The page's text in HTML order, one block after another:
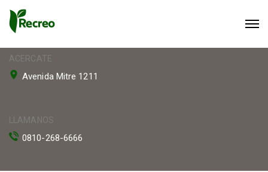
ACERCATE
Avenida Mitre 1211
LLAMANOS
0810-268-6666